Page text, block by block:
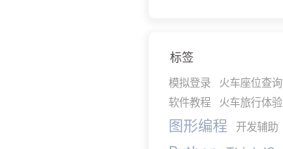
标签
模拟登录
火车座位查询
软件教程
火车旅行体验
图形编程 开发辅助